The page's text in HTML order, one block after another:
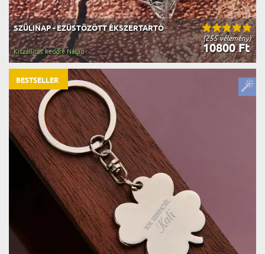
(255 vélemény)
SZÜLINAP - EZÜSTÖZÖTT ÉKSZERTARTÓ
10800 Ft
Kiszállítás keddre Nálad
BESTSELLER